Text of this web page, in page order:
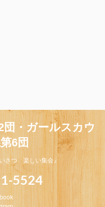
・ガールスカウ
6団
さつ 楽しい集会』
5524